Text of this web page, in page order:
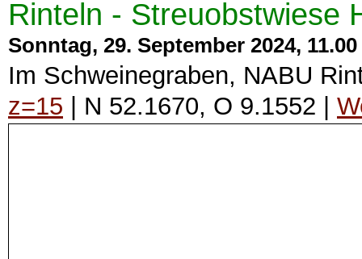
Rinteln - Streuobstwiese
Sonntag, 29. September 2024,
Im Schweinegraben, NABU
z=15 | N 52.1670, O 9.1552 |